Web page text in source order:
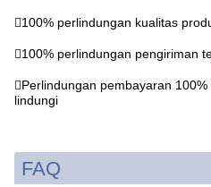
100% perlindungan kualitas
100% perlindungan pengiriman
Perlindungan pembayaran
lindungi
FAQ